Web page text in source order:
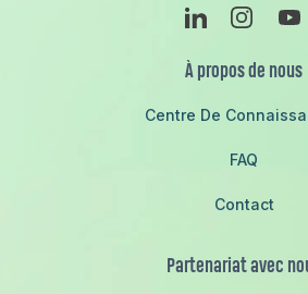
Linkedin
À propos de nous
Centre De
FAQ
Contact
Partenariat avec